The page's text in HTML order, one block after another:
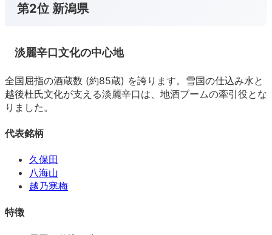
第2位 新潟県
淡麗辛口文化の中心地
全国屈指の酒蔵数 (約85蔵) を誇ります。雪国の仕込み水と
越後杜氏文化が支える淡麗辛口は、地酒ブームの牽引役とな
りました。
代表銘柄
久保田
八海山
越乃寒梅
特徴